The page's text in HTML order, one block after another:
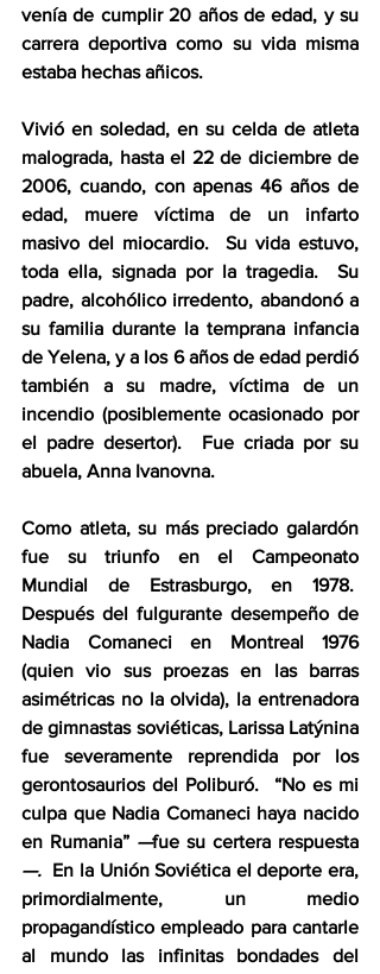
venía de cumplir 20 años de edad, y su
carrera deportiva como su vida misma
estaba hechas añicos.
Vivió en soledad, en su celda de atleta
malograda, hasta el 22 de diciembre de
2006, cuando, con apenas 46 años de
edad, muere víctima de un infarto
masivo del miocardio.  Su vida estuvo,
toda ella, signada por la tragedia.  Su
padre, alcohólico irredento, abandonó a
su familia durante la temprana infancia
de Yelena, y a los 6 años de edad perdió
también a su madre, víctima de un
incendio (posiblemente ocasionado por
el padre desertor).  Fue criada por su
abuela, Anna Ivanovna.
Como atleta, su más preciado galardón
fue su triunfo en el Campeonato
Mundial de Estrasburgo, en 1978.
Después del fulgurante desempeño de
Nadia Comaneci en Montreal 1976
(quien vio sus proezas en las barras
asimétricas no la olvida), la entrenadora
de gimnastas soviéticas, Larissa Latýnina
fue severamente reprendida por los
gerontosaurios del Poliburó.  “No es mi
culpa que Nadia Comaneci haya nacido
en Rumania” —fue su certera respuesta
—. En la Unión Soviética el deporte era,
primordialmente, un medio
propagandístico empleado para cantarle
al mundo las infinitas bondades del